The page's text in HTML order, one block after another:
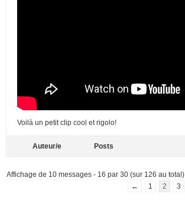
Voilà un petit clip cool et rigolo!
Auteur/e Posts
Affichage de 10 messages - 16 par 30 (sur 126 au total)
←
1 2 3